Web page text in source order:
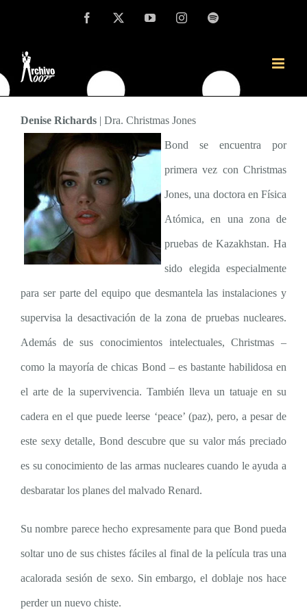
contenido
Facebook YouTubeInstagramSpotify
novena aventura oficial de James Bond
Denise Richards | Dra. Christmas Jones
Bond se encuentra por
primera vez con Christmas
Jones, una doctora en Física
Atómica, en una zona de
pruebas de Kazakhstan. Ha
sido elegida especialmente
para ser parte del equipo que desmantela las instalaciones y
supervisa la desactivación de la zona de pruebas nucleares.
Además de sus conocimientos intelectuales, Christmas –
como la mayoría de chicas Bond – es bastante habilidosa en
el arte de la supervivencia. También lleva un tatuaje en su
cadera en el que puede leerse ‘peace’ (paz), pero, a pesar de
este sexy detalle, Bond descubre que su valor más preciado
es su conocimiento de las armas nucleares cuando le ayuda a
desbaratar los planes del malvado Renard.
Su nombre parece hecho expresamente para que Bond pueda
soltar uno de sus chistes fáciles al final de la película tras una
acalorada sesión de sexo. Sin embargo, el doblaje nos hace
perder un nuevo chiste.